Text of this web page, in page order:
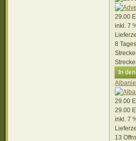
29.00
inkl. 7
8
In
29.00
29.00
inkl. 7
13